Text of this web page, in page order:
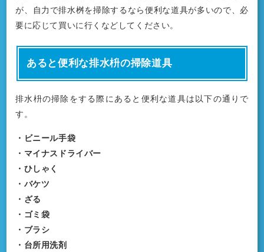
が、自力で排水桝を掃除するなら便利な道具が多いので、必
要に応じて買いに行くなどしてください。
あると便利な排水枡の掃除道具
排水枡の掃除をする際にあると便利な道具は以下の通りで
す。
・ビニール手袋
・マイナスドライバー
・ひしゃく
・バケツ
・ざる
・ゴミ袋
・ブラシ
・台所用洗剤